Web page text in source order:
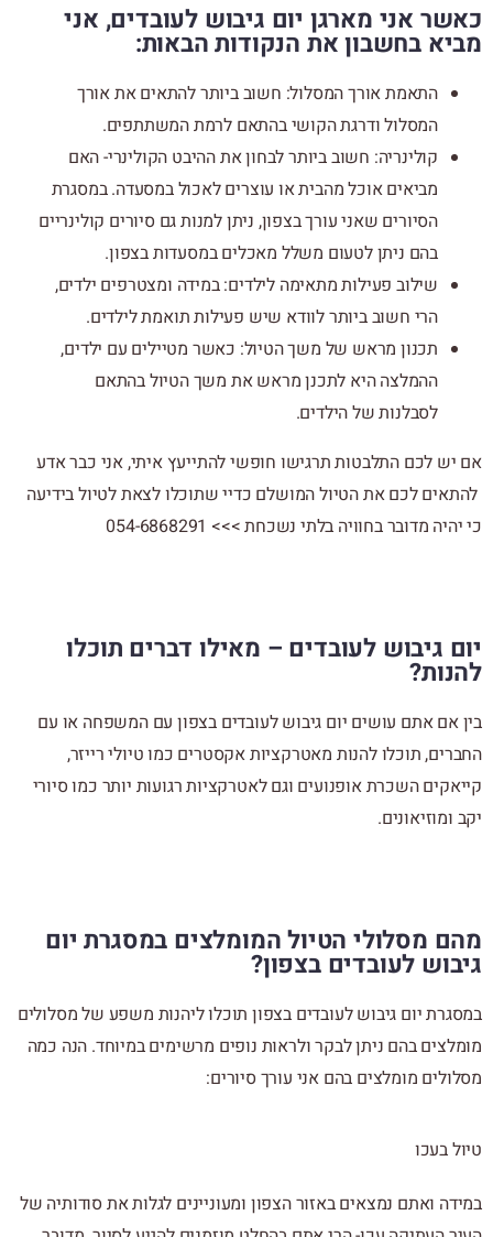
כאשר אני מארגן יום גיבוש לעובדים, אני
מביא בחשבון את הנקודות הבאות:
התאמת אורך המסלול: חשוב ביותר להתאים את אורך
המסלול ודרגת הקושי בהתאם לרמת המשתתפים.
קולינריה: חשוב ביותר לבחון את ההיבט הקולינרי- האם
מביאים אוכל מהבית או עוצרים לאכול במסעדה. במסגרת
הסיורים שאני עורך בצפון, ניתן למנות גם סיורים קולינריים
בהם ניתן לטעום משלל מאכלים במסעדות בצפון.
שילוב פעילות מתאימה לילדים: במידה ומצטרפים ילדים,
הרי חשוב ביותר לוודא שיש פעילות תואמת לילדים.
תכנון מראש של משך הטיול: כאשר מטיילים עם ילדים,
ההמלצה היא לתכנן מראש את משך הטיול בהתאם
לסבלנות של הילדים.
אם יש לכם התלבטות תרגישו חופשי להתייעץ איתי, אני כבר אדע
להתאים לכם את הטיול המושלם כדיי שתוכלו לצאת לטיול בידיעה
כי יהיה מדובר בחוויה בלתי נשכחת >>> 054-6868291
יום גיבוש לעובדים – מאילו דברים תוכלו
להנות?
בין אם אתם עושים יום גיבוש לעובדים בצפון עם המשפחה או עם
החברים, תוכלו להנות מאטרקציות אקסטרים כמו טיולי רייזר,
קייאקים השכרת אופנועים וגם לאטרקציות רגועות יותר כמו סיורי
יקב ומוזיאונים.
מהם מסלולי הטיול המומלצים במסגרת יום
גיבוש לעובדים בצפון?
במסגרת יום גיבוש לעובדים בצפון תוכלו ליהנות משפע של מסלולים
מומלצים בהם ניתן לבקר ולראות נופים מרשימים במיוחד. הנה כמה
מסלולים מומלצים בהם אני עורך סיורים:
טיול בעכו
במידה ואתם נמצאים באזור הצפון ומעוניינים לגלות את סודותיה של